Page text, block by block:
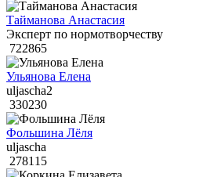
Тайманова Анастасия
Эксперт по нормотворчеству
722865
Ульянова Елена
uljascha2
330230
Фольшина Лёля
uljascha
278115